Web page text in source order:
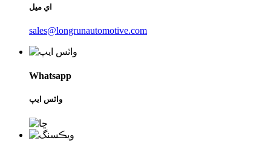
اي ميل
sales@longrunautomotive.com
Whatsapp
واٽس ايپ